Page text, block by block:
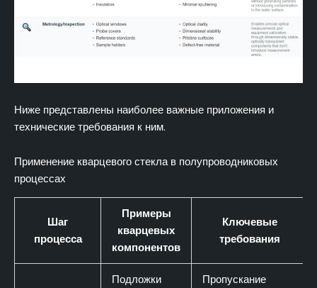
Ниже представлены наиболее важные приложения и
технические требования к ним.
Применение кварцевого стекла в полупроводниковых
процессах
Шаг
процесса
Примеры
кварцевых
компонентов
Ключевые
требования
Подложки
Пропускание